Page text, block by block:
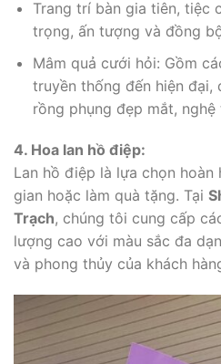
Trang trí bàn gia tiên, tiệc
trọng, ấn tượng và đồng
Mâm quả cưới hỏi: Gồm
truyền thống đến hiện
rồng phụng đẹp mắt, nghệ
4. Hoa lan hồ điệp:
Lan hồ điệp là lựa chọn
gian hoặc làm quà tặng. Tại
Trạch, chúng tôi cung cấp
lượng cao với màu sắc đa
và phong thủy của khách